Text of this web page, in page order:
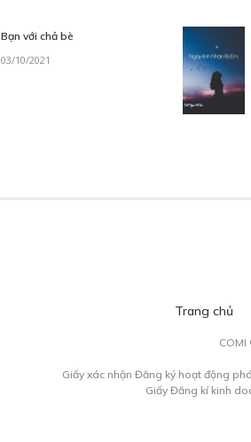
Bạn với chả bè
03/10/2021
Trang chủ
Giấy xác nhận Đăng ký hoạt động
Giấy Đăng kí kinh